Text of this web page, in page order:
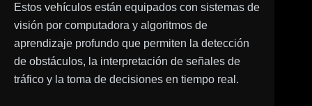
Estos vehículos están equipados con sistemas de
visión por computadora y algoritmos de
aprendizaje profundo que permiten la detección
de obstáculos, la interpretación de señales de
tráfico y la toma de decisiones en tiempo real.